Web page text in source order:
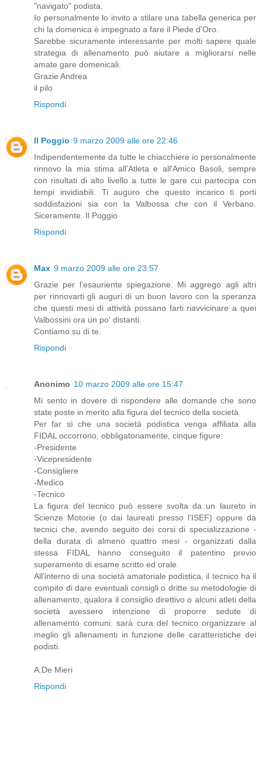
"navigato" podista.
Io personalmente lo invito a stilare una tabella generica per
chi la domenica è impegnato a fare il Piede d'Oro.
Sarebbe sicuramente interessante per molti sapere quale
strategia di allenamento può aiutare a migliorarsi nelle
amate gare domenicali.
Grazie Andrea
il pilo
Rispondi
Il Poggio 9 marzo 2009 alle ore 22:46
Indipendentemente da tutte le chiacchiere io personalmente
rinnovo la mia stima all'Atleta e all'Amico Basoli, sempre
con risultati di alto livello a tutte le gare cui partecipa con
tempi invidiabili. Ti auguro che questo incarico ti porti
soddisfazioni sia con la Valbossa che con il Verbano.
Siceramente. Il Poggio
Rispondi
Max 9 marzo 2009 alle ore 23:57
Grazie per l'esauriente spiegazione. Mi aggrego agli altri
per rinnovarti gli auguri di un buon lavoro con la speranza
che questi mesi di attività possano farti riavvicinare a quei
Valbossini ora un po' distanti.
Contiamo su di te.
Rispondi
Anonimo 10 marzo 2009 alle ore 15:47
Mi sento in dovere di rispondere alle domande che sono
state poste in merito alla figura del tecnico della società.
Per far sì che una società podistica venga affiliata alla
FIDAL occorrono, obbligatoriamente, cinque figure:
-Presidente
-Vicepresidente
-Consigliere
-Medico
-Tecnico
La figura del tecnico può essere svolta da un laureto in
Scienze Motorie (o dai laureati presso l'ISEF) oppure da
tecnici che, avendo seguito dei corsi di specializzazione -
della durata di almeno quattro mesi - organizzati dalla
stessa FIDAL hanno conseguito il patentino previo
superamento di esame scritto ed orale.
All'interno di una società amatoriale podistica, il tecnico ha il
compito di dare eventuali consigli o dritte su metodologie di
allenamento, qualora il consiglio direttivo o alcuni atleti della
società avessero intenzione di proporre sedute di
allenamento comuni: sarà cura del tecnico organizzare al
meglio gli allenamenti in funzione delle caratteristiche dei
podisti.
A.De Mieri
Rispondi